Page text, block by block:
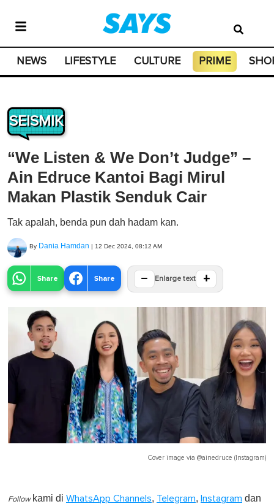
NEWS LIFESTYLE CULTURE PRIME
SEISMIK
“We Listen & We Don’t Judge” –
Ain Edruce Kantoi Bagi Mirul
Makan Plastik Senduk Cair
Tak apalah, benda pun dah hadam kan.
By Dania Hamdan | 12 Dec 2024, 08:12 AM
Share Share − Enlarge text +
Cover image via @ainedruce (Instagram)
Follow kami di WhatsApp Channels, Telegram, Instagram dan